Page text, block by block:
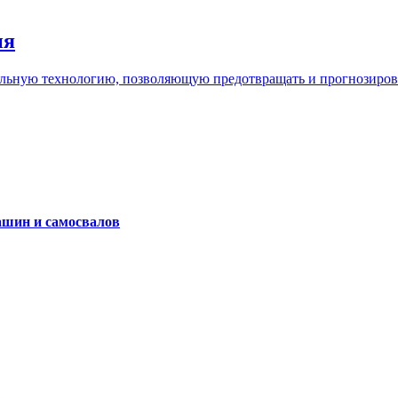
технологию, позволяющую предотвращать и
и самосвалов